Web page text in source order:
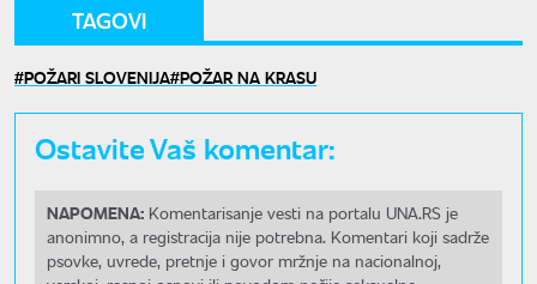
TAGOVI
POŽARI SLOVENIJA POŽAR NA KRASU
Ostavite Vaš komentar:
NAPOMENA: Komentarisanje vesti na portalu UNA.RS je
anonimno, a registracija nije potrebna. Komentari koji sadrže
psovke, uvrede, pretnje i govor mržnje na nacionalnoj,